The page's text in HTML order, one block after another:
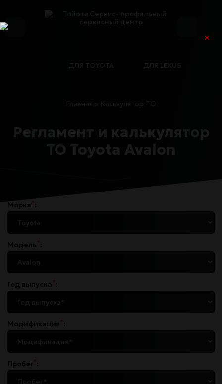
ДЛЯ TOYOTA
Регламент и калькулятор
ТО Toyota Avalon
Марка :
Модель :
Год выпуска :
Модификация :
Пробег :